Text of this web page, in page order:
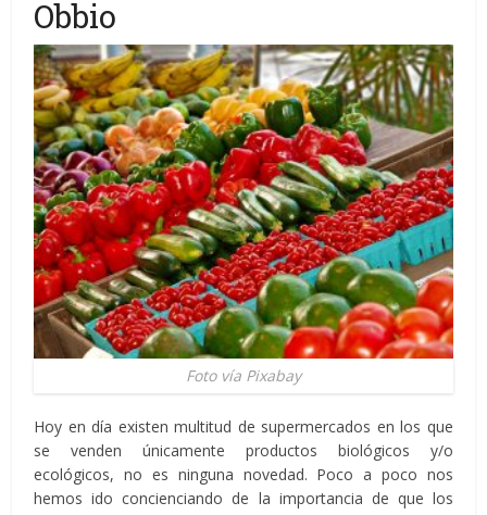
Obbio
Foto vía Pixabay
Hoy en día existen multitud de supermercados en los que
se venden únicamente productos biológicos y/o
ecológicos, no es ninguna novedad. Poco a poco nos
hemos ido concienciando de la importancia de que los